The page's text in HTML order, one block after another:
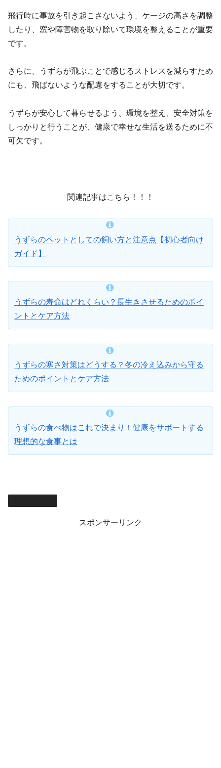
飛行時に事故を引き起こさないよう、ケージの高さを調整
したり、窓や障害物を取り除いて環境を整えることが重要
です。
さらに、うずらが飛ぶことで感じるストレスを減らすため
にも、飛ばないような配慮をすることが大切です。
うずらが安心して暮らせるよう、環境を整え、安全対策を
しっかりと行うことが、健康で幸せな生活を送るために不
可欠です。
関連記事はこちら！！！
うずらのペットとしての飼い方と注意点【初心者向け
ガイド】
うずらの寿命はどれくらい？長生きさせるためのポイ
ントとケア方法
うずらの寒さ対策はどうする？冬の冷え込みから守る
ためのポイントとケア方法
うずらの食べ物はこれで決まり！健康をサポートする
理想的な食事とは
スポンサーリンク